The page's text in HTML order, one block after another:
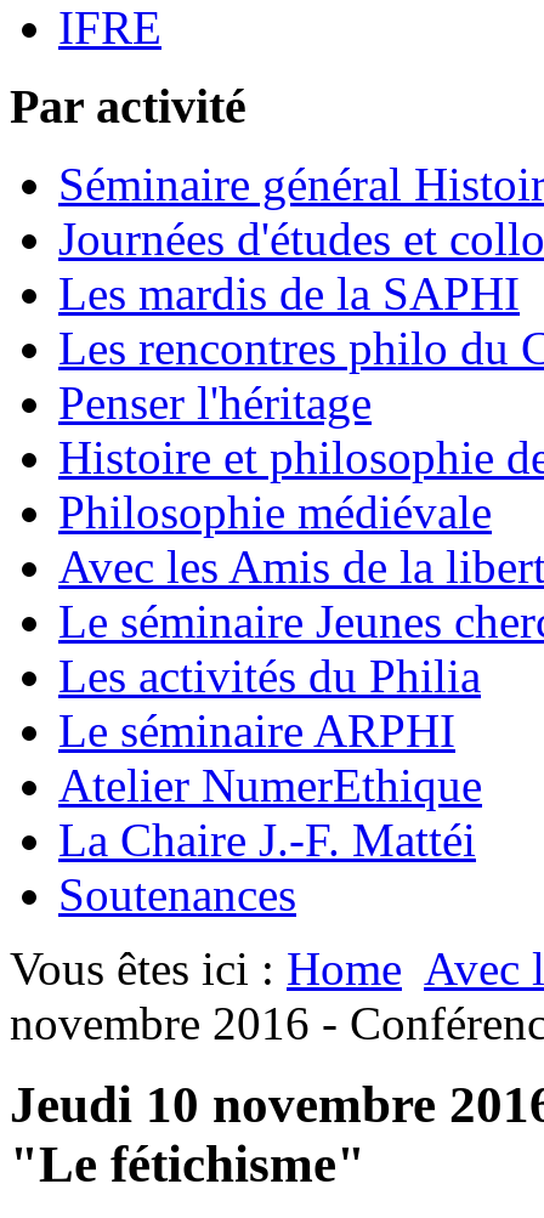
IFRE
Par activité
Séminaire général
Journées d'études et
Les mardis de la SAPHI
Les rencontres philo du
Penser l'héritage
Histoire et philosophie
Philosophie médiévale
Avec les Amis de la
Le séminaire Jeunes
Les activités du Philia
Le séminaire ARPHI
Atelier NumerEthique
La Chaire J.-F. Mattéi
Soutenances
Vous êtes ici : Home Avec
novembre 2016 -
Jeudi 10 novembre
"Le fétichisme"